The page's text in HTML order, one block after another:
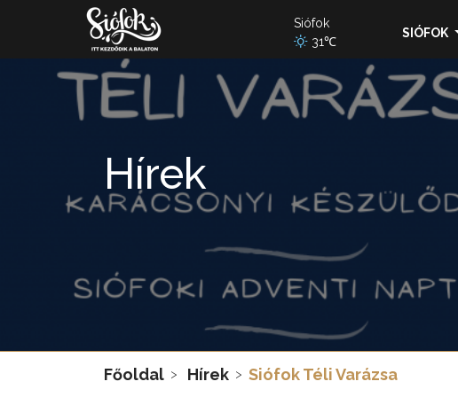
Siófok
31℃
SIÓFOK
Hírek
Főoldal Hírek Siófok Téli Varázsa